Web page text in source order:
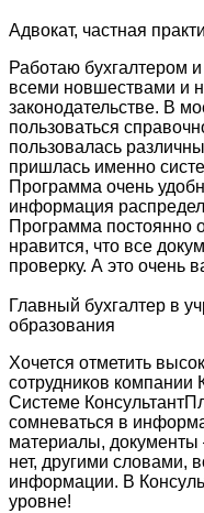
Адвокат, частная
Работаю бухгалтером
всеми новшествами и
законодательстве. В
пользоваться
пользовалась
пришлась именно
Программа очень
информация
Программа постоянно
нравится, что все
проверку. А это очень
Главный бухгалтер в
образования
Хочется отметить
сотрудников компании
Системе
сомневаться в
материалы, документы
нет, другими словами,
информации. В
уровне!